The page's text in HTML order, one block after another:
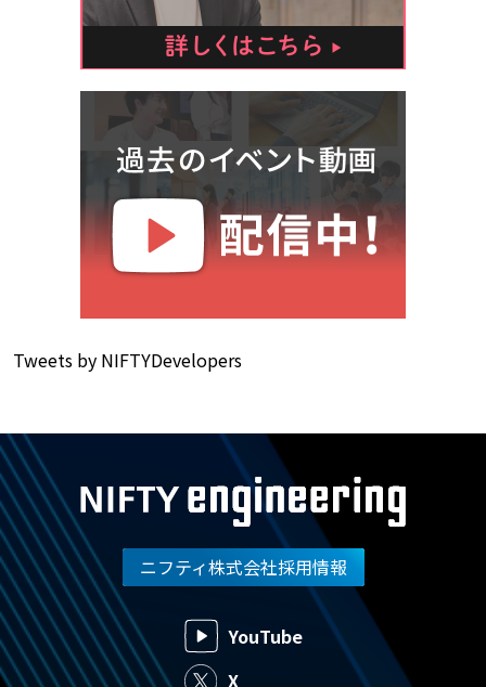
Tweets by NIFTYDevelopers
ニフティ株式会社採用情報
YouTube
X